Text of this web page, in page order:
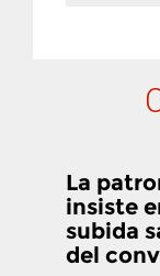
La
insiste
subida
del